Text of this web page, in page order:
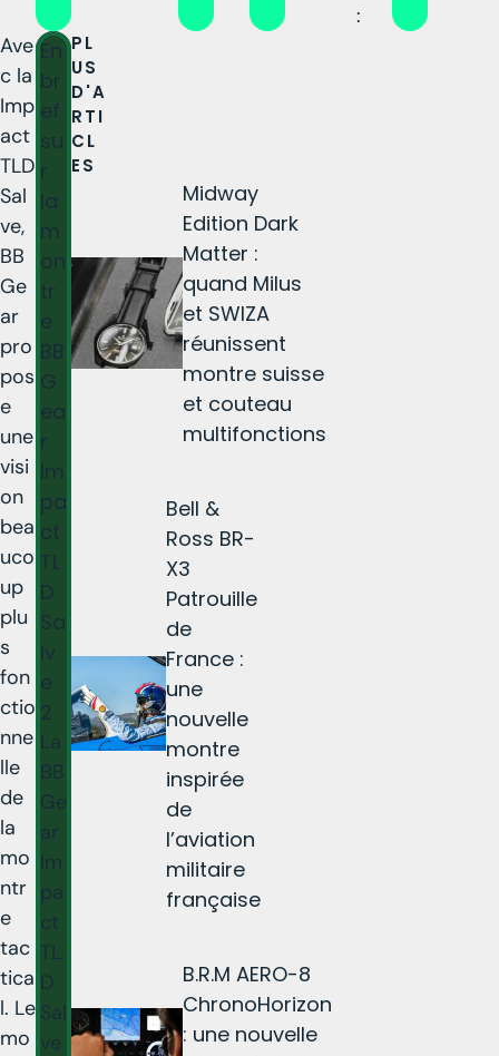
:
Ave
c la
Imp
act
TLD
Sal
ve,
BB
Ge
ar
pro
pos
e
une
visi
on
bea
uco
up
plu
s
fon
ctio
nne
lle
de
la
mo
ntr
e
tac
tica
l. Le
mo
En
br
ef
su
r
la
m
on
tr
e
BB
G
ea
r
Im
pa
ct
TL
D
Sa
lv
e
2
La
BB
Ge
ar
Im
pa
ct
TL
D
Sal
ve
PL
US
D'A
RTI
CL
ES
Midway
Edition Dark
Matter :
quand Milus
et SWIZA
réunissent
montre suisse
et couteau
multifonctions
Bell &
Ross BR-
X3
Patrouille
de
France :
une
nouvelle
montre
inspirée
de
l’aviation
militaire
française
B.R.M AERO-8
ChronoHorizon
: une nouvelle